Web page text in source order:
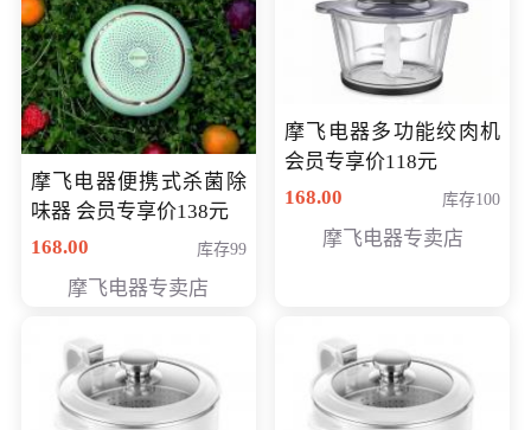
摩飞电器便携式杀菌除
味器 会员专享价138元
168.00
库存99
摩飞电器专卖店
摩飞电器多功能绞肉机
会员专享价118元
168.00
库存100
摩飞电器专卖店